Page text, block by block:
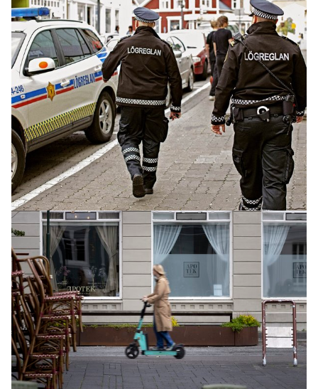
INNLENT
Segir íslensk fyrirtæki tapa milljónum á því að
vera ekki í ESB